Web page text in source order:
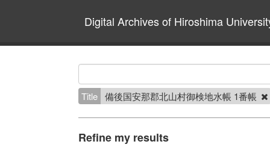
Digital Archives of Hiroshima
Title 備後国安那郡北山村御検地水帳 1番帳
Refine my results